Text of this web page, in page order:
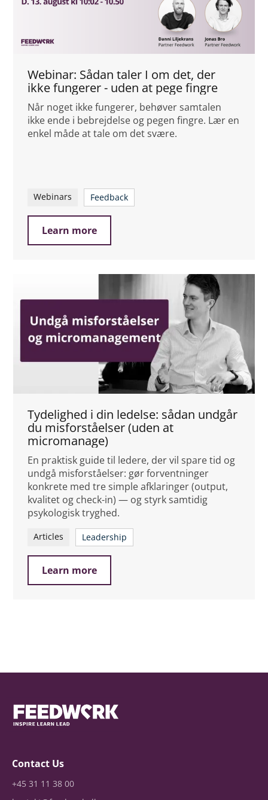
Webinar: Sådan taler I om det, der
ikke fungerer - uden at pege fingre
Når noget ikke fungerer, behøver samtalen
ikke ende i bebrejdelse og pegen fingre. Lær en
enkel måde at tale om det svære.
Webinars Feedback
Learn more
Tydelighed i din ledelse: sådan undgår
du misforståelser (uden at
micromanage)
En praktisk guide til ledere, der vil spare tid og
undgå misforståelser: gør forventninger
konkrete med tre simple afklaringer (output,
kvalitet og check-in) — og styrk samtidig
psykologisk tryghed.
Articles Leadership
Learn more
Contact Us
+45 31 11 38 00